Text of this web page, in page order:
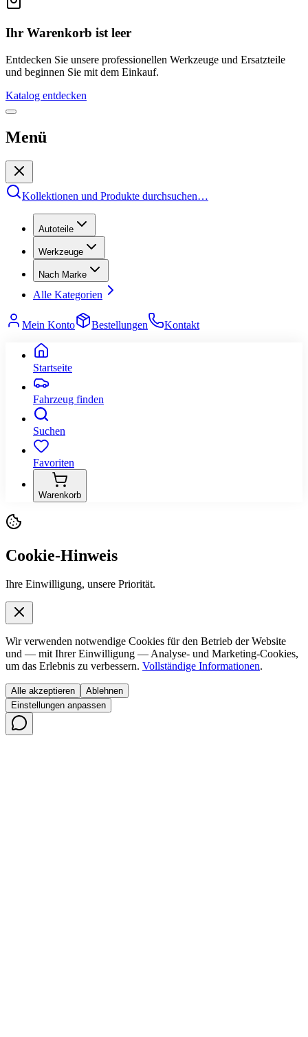
Ihr Warenkorb ist leer
Entdecken Sie unsere professionellen Werkzeuge und Ersatzteile
und beginnen Sie mit dem Einkauf.
Katalog entdecken
Menü
Kollektionen und Produkte durchsuchen…
Autoteile
Werkzeuge
Nach Marke
Alle Kategorien
Mein Konto Bestellungen Kontakt
Startseite
Fahrzeug finden
Suchen
Favoriten
Warenkorb
Cookie-Hinweis
Ihre Einwilligung, unsere Priorität.
Wir verwenden notwendige Cookies für den Betrieb der Website
und — mit Ihrer Einwilligung — Analyse- und Marketing-Cookies,
um das Erlebnis zu verbessern. Vollständige Informationen.
Alle akzeptieren
Ablehnen
Einstellungen anpassen